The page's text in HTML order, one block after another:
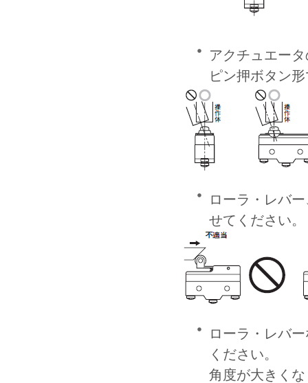
アクチュエー
ピン押ボタン
ローラ・レバ
せてください。
ローラ・レバ
ください。
角度が大きく